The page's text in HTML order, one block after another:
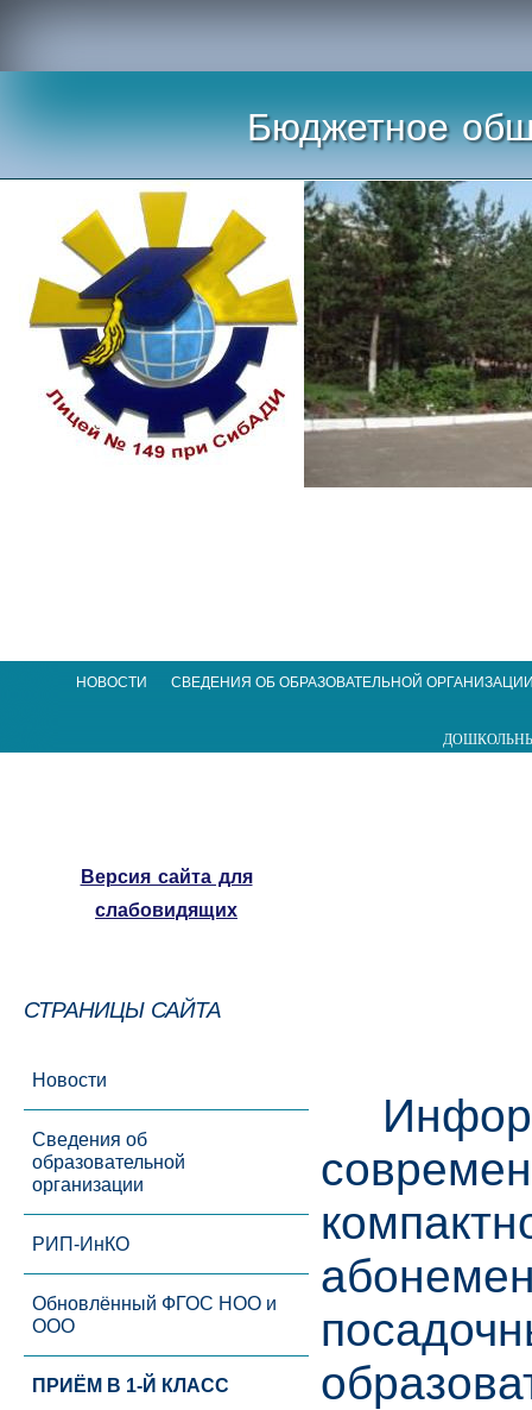
Бюджетное
НОВОСТИ СВЕДЕНИЯ ОБ ОБРАЗОВАТЕЛЬНОЙ
Версия сайта для
слабовидящих
СТРАНИЦЫ САЙТА
Новости
Сведения об
образовательной
организации
РИП-ИнКО
Обновлённый ФГОС НОО и
ООО
ПРИЁМ В 1-Й КЛАСС